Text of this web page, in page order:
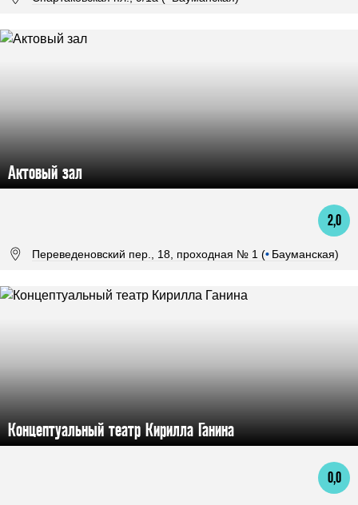
Актовый зал
2,0
Переведеновский пер., 18, проходная № 1 (• Бауманская)
Концептуальный театр Кирилла Ганина
0,0